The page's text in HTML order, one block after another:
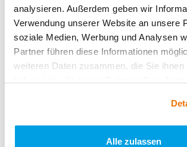
analysieren. Außerdem geben wir
Verwendung unserer Website an unsere
soziale Medien, Werbung und Analysen
Partner führen diese Informationen
weiteren Daten zusammen, die Sie ihnen
Alle zulassen